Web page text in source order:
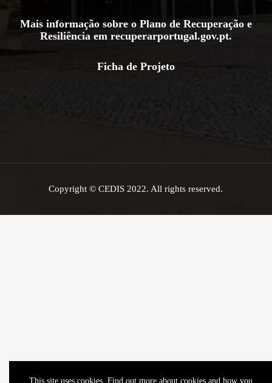
Mais informação sobre o Plano de Recuperação e
Resiliência em recuperarportugal.gov.pt.
Ficha de Projeto
Copyright © CEDIS 2022. All rights reserved.
This site uses cookies. Find out more about cookies and how you